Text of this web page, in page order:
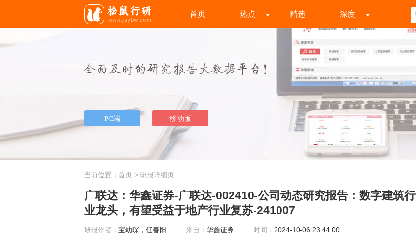
首页 热点 精选 深度
当前位置： 首页 > 研报详细页
广联达：华鑫证券-广联达-002410-公司动态研究报告：数字建筑行
业龙头，有望受益于地产行业复苏-241007
研报作者： 宝幼琛，任春阳 来自： 华鑫证券 时间： 2024-10-06 23:44:00